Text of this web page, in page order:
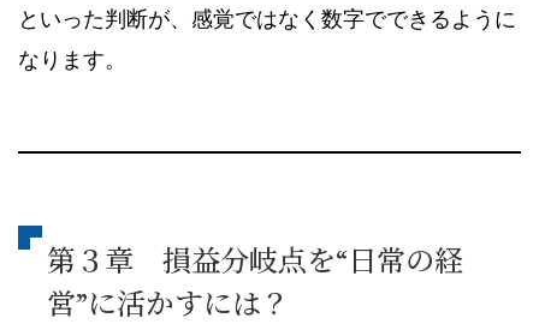
といった判断が、感覚ではなく数字でできるように
なります。
第３章 損益分岐点を“日常の経
営”に活かすには？